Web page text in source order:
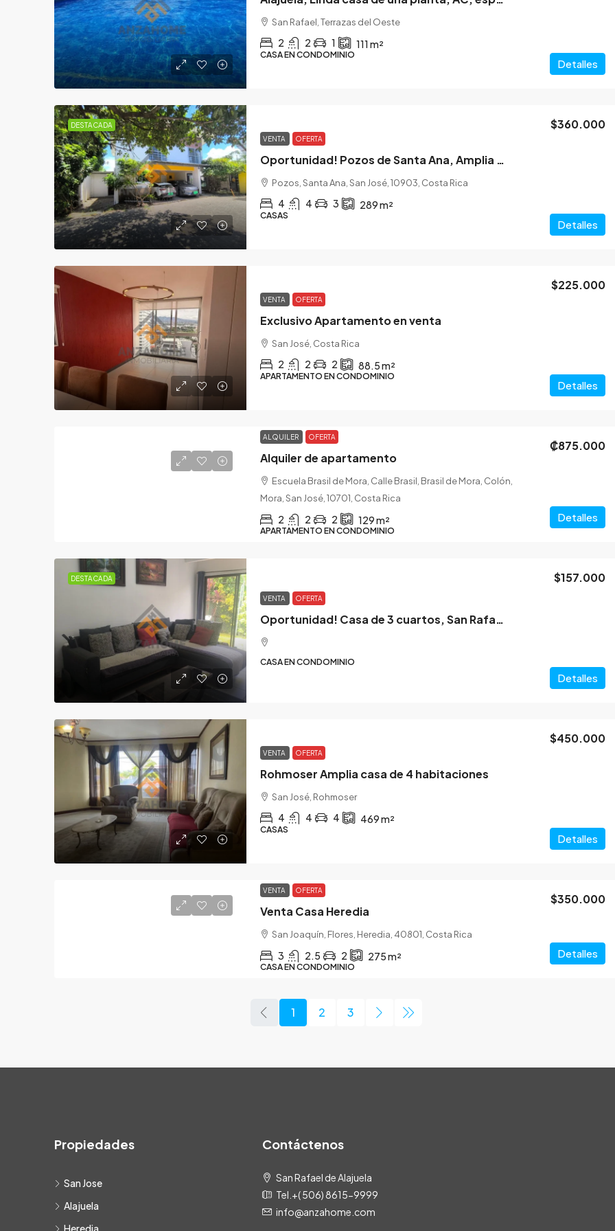
San Rafael, Terrazas del Oeste
2 2 1 111 m²
CASA EN CONDOMINIO
Detalles
DESTACADA
VENTA
OFERTA
Oportunidad! Pozos de Santa Ana, Amplia casa de 2 pisos en residencial
$360.000
Pozos, Santa Ana, San José, 10903, Costa Rica
4 4 3 289m²
CASAS
Detalles
VENTA OFERTA
Exclusivo Apartamento en venta
$225.000
San José, Costa Rica
2 2 2 88.5m²
APARTAMENTO EN CONDOMINIO
Detalles
ALQUILER OFERTA
Alquiler de apartamento
₡875.000
Escuela Brasil de Mora, Calle Brasil, Brasil de Mora, Colón,
Mora, San José, 10701, Costa Rica
2 2 2 129m²
APARTAMENTO EN CONDOMINIO
Detalles
DESTACADA
VENTA OFERTA
Oportunidad! Casa de 3 cuartos, San Rafael de Alajuela
$157.000
CASA EN CONDOMINIO
Detalles
VENTA OFERTA
Rohmoser Amplia casa de 4 habitaciones
$450.000
San José, Rohmoser
4 4 4 469m²
CASAS
Detalles
VENTA OFERTA
Venta Casa Heredia
$350.000
San Joaquín, Flores, Heredia, 40801, Costa Rica
3 2.5 2 275m²
CASA EN CONDOMINIO
Detalles
1 2 3
Propiedades
San Jose
Alajuela
Heredia
Contáctenos
San Rafael de Alajuela
Tel.+( 506) 8615-9999
info@anzahome.com